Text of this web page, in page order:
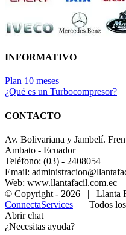
INFORMATIVO
Plan 10 meses
¿Qué es un Turbocompresor?
CONTACTO
Av. Bolivariana y Jambelí.
Ambato - Ecuador
Teléfono: (03) - 2408054
Email:
Web: www.llantafacil.com.ec
© Copyright - 2026 | Llanta
ConnectaServices | Todos los
Abrir chat
¿Necesitas ayuda?